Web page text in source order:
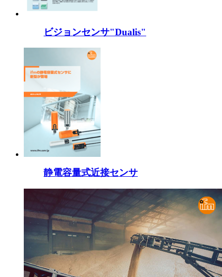
ビジョンセンサ"Dualis"
静電容量式近接センサ